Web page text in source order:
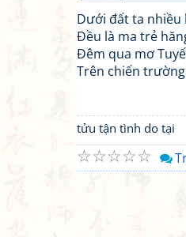
Dưới đất ta nhiều
Đều là ma trẻ
Đêm qua mơ
Trên chiến
tửu tận tình do tại
☆
☆
☆
☆
☆